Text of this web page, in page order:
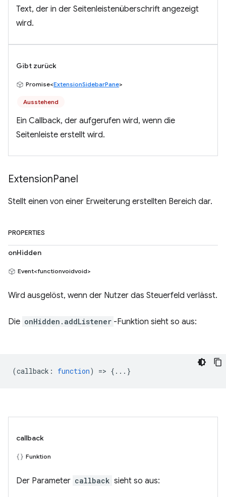
Text, der in der Seitenleistenüberschrift angezeigt
wird.
Gibt zurück
Promise<ExtensionSidebarPane>
Ausstehend
Ein Callback, der aufgerufen wird, wenn die
Seitenleiste erstellt wird.
ExtensionPanel
Stellt einen von einer Erweiterung erstellten Bereich dar.
PROPERTIES
onHidden
Event<functionvoidvoid>
Wird ausgelöst, wenn der Nutzer das Steuerfeld verlässt.
Die onHidden.addListener -Funktion sieht so aus:
(callback : function) => {...}
callback
Funktion
Der Parameter callback sieht so aus: